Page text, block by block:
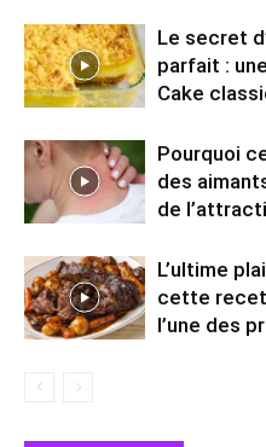
Le secret
parfait :
Cake
Pourquoi
des
de
L’ultime
cette
l’une des